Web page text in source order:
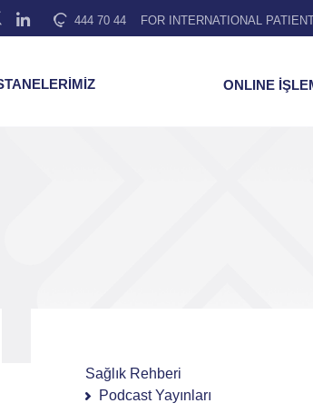
444 70 44 FOR INTERNATIONAL
ONLINE
Sağlık Rehberi
Podcast Yayınları